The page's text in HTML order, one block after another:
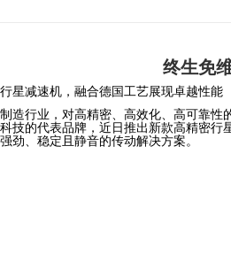
终生免
星减速机，融合德国工艺展现卓越性能
造行业，对高精密、高效化、高可靠
技的代表品牌，近日推出新款高精密
劲、稳定且静音的传动解决方案。